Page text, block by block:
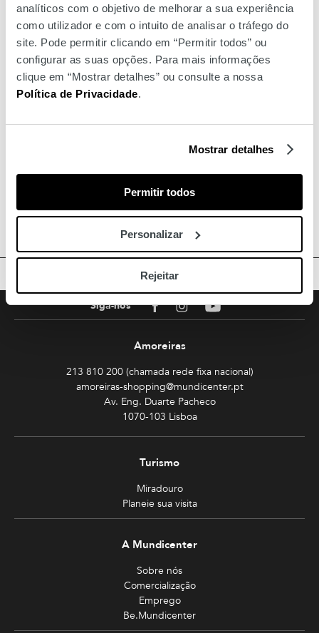
analíticos com o objetivo de melhorar a sua experiência
como utilizador e com o intuito de analisar o tráfego do
site. Pode permitir clicando em “Permitir todos” ou
configurar as suas opções. Para mais informações
clique em “Mostrar detalhes” ou consulte a nossa
Política de Privacidade.
Mostrar detalhes
Permitir todos
Personalizar
Rejeitar
TOPO
Siga-nos FacebookInstagramYoutube
Amoreiras
213 810 200 (chamada rede fixa nacional)
amoreiras-shopping@mundicenter.pt
Av. Eng. Duarte Pacheco
1070-103 Lisboa
Turismo
Miradouro
Planeie sua visita
A Mundicenter
Sobre nós
Comercialização
Emprego
Be.Mundicenter